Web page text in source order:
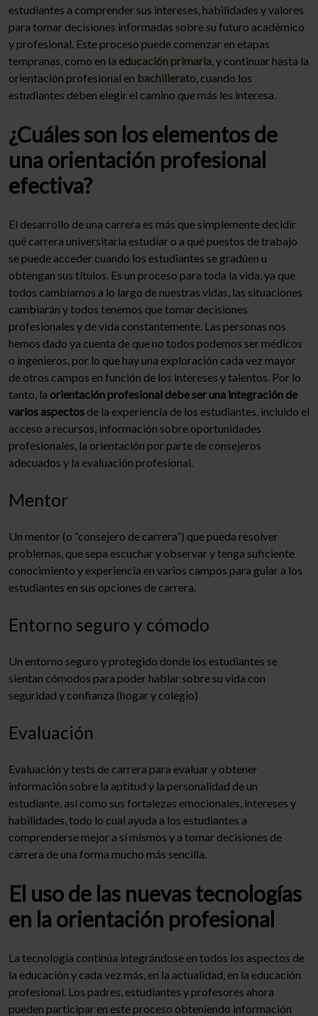
estudiantes a comprender sus intereses, habilidades y valores
para tomar decisiones informadas sobre su futuro académico
y profesional. Este proceso puede comenzar en etapas
tempranas, como en la educación primaria, y continuar hasta la
orientación profesional en bachillerato, cuando los
estudiantes deben elegir el camino que más les interesa.
¿Cuáles son los elementos de
una orientación profesional
efectiva?
El desarrollo de una carrera es más que simplemente decidir
qué carrera universitaria estudiar o a qué puestos de trabajo
se puede acceder cuando los estudiantes se gradúen u
obtengan sus títulos. Es un proceso para toda la vida, ya que
todos cambiamos a lo largo de nuestras vidas, las situaciones
cambiarán y todos tenemos que tomar decisiones
profesionales y de vida constantemente. Las personas nos
hemos dado ya cuenta de que no todos podemos ser médicos
o ingenieros, por lo que hay una exploración cada vez mayor
de otros campos en función de los intereses y talentos. Por lo
tanto, la orientación profesional debe ser una integración de
varios aspectos de la experiencia de los estudiantes, incluido el
acceso a recursos, información sobre oportunidades
profesionales, la orientación por parte de consejeros
adecuados y la evaluación profesional.
Mentor
Un mentor (o “consejero de carrera”) que pueda resolver
problemas, que sepa escuchar y observar y tenga suficiente
conocimiento y experiencia en varios campos para guiar a los
estudiantes en sus opciones de carrera.
Entorno seguro y cómodo
Un entorno seguro y protegido donde los estudiantes se
sientan cómodos para poder hablar sobre su vida con
seguridad y confianza (hogar y colegio)
Evaluación
Evaluación y tests de carrera para evaluar y obtener
información sobre la aptitud y la personalidad de un
estudiante, así como sus fortalezas emocionales, intereses y
habilidades, todo lo cual ayuda a los estudiantes a
comprenderse mejor a sí mismos y a tomar decisiones de
carrera de una forma mucho más sencilla.
El uso de las nuevas tecnologías
en la orientación profesional
La tecnología continúa integrándose en todos los aspectos de
la educación y cada vez más, en la actualidad, en la educación
profesional. Los padres, estudiantes y profesores ahora
pueden participar en este proceso obteniendo información